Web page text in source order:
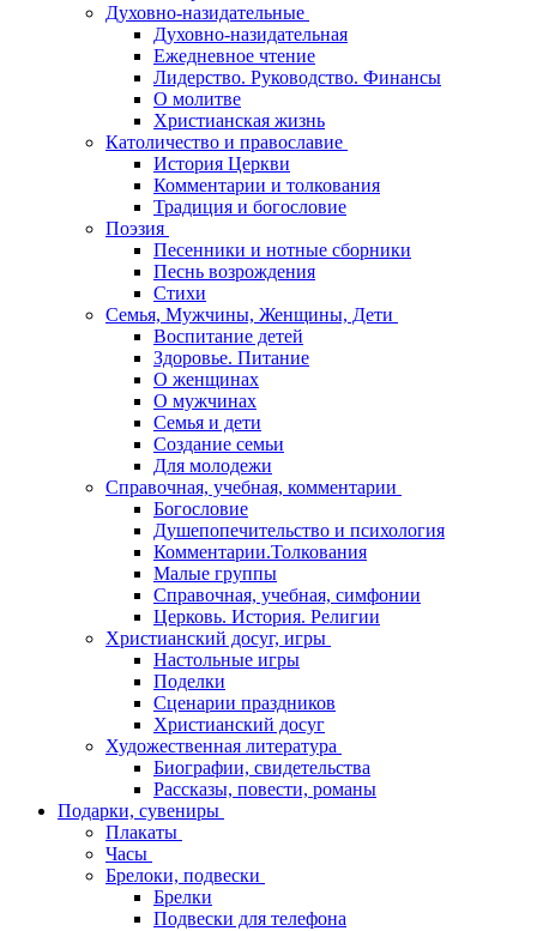
Духовно-назидательные
Духовно-назидательная
Ежедневное чтение
Лидерство. Руководство. Финансы
О молитве
Христианская жизнь
Католичество и православие
История Церкви
Комментарии и толкования
Традиция и богословие
Поэзия
Песенники и нотные сборники
Песнь возрождения
Стихи
Семья, Мужчины, Женщины, Дети
Воспитание детей
Здоровье. Питание
О женщинах
О мужчинах
Семья и дети
Создание семьи
Для молодежи
Справочная, учебная, комментарии
Богословие
Душепопечительство и психология
Комментарии.Толкования
Малые группы
Справочная, учебная, симфонии
Церковь. История. Религии
Христианский досуг, игры
Настольные игры
Поделки
Сценарии праздников
Христианский досуг
Художественная литература
Биографии, свидетельства
Рассказы, повести, романы
Подарки, сувениры
Плакаты
Часы
Брелоки, подвески
Брелки
Подвески для телефона